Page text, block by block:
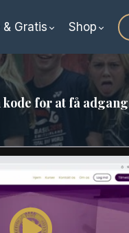
& Gratis Shop
for at få adgang